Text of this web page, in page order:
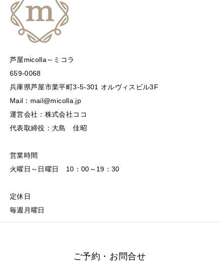
芦屋micolla～ミコラ
659-0068
兵庫県芦屋市業平町3-5-301 オルヴィスビル3F
Mail：mail@micolla.jp
運営会社：株式会社ココ
代表取締役：大島 佳昭
営業時間
火曜日～日曜日 10：00～19：30
定休日
毎週月曜日
ご予約・お問合せ